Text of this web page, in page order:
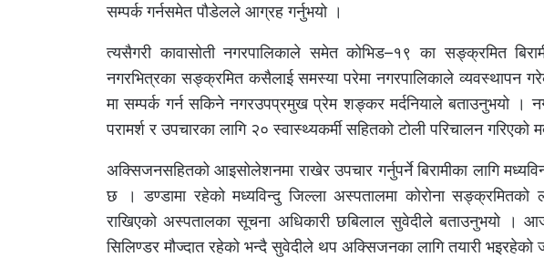
सम्पर्क गर्नसमेत पौडेलले आग्रह गर्नुभयो ।
त्यसैगरी कावासोती नगरपालिकाले समेत कोभिड–१९ का सङ्क्रमित
नगरभित्रका सङ्क्रमित कसैलाई समस्या परेमा नगरपालिकाले व्यवस्थापन
मा सम्पर्क गर्न सकिने नगरउपप्रमुख प्रेम शङ्कर मर्दनियाले बताउनुभयो ।
परामर्श र उपचारका लागि २० स्वास्थ्यकर्मी सहितको टोली परिचालन गरिएको
अक्सिजनसहितको आइसोलेशनमा राखेर उपचार गर्नुपर्ने बिरामीका लागि
छ । डण्डामा रहेको मध्यविन्दु जिल्ला अस्पतालमा कोरोना
राखिएको अस्पतालका सूचना अधिकारी छबिलाल सुवेदीले बताउनुभयो ।
सिलिण्डर मौज्दात रहेको भन्दै सुवेदीले थप अक्सिजनका लागि तयारी भइरहेको